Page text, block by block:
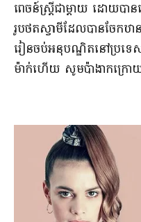
ពេចន៍ស្រ្តីជាម្តាយ ដោយបា
រូបថតស្វាមីដែលបានចែកឋ
រៀនចប់អនុបណ្ឌិតនៅប្រទ
ម៉ាក់ហើយ សូមប៉ាងាកក្រ